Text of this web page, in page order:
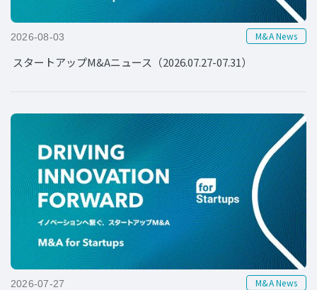
2026-08-03 M&A News
スタートアップM&Aニュース（2026.07.27-07.31）
2026-07-27 M&A News